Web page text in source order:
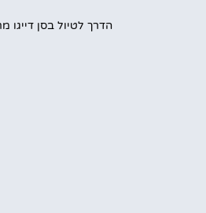
הדרך לטיול בסן דייגו